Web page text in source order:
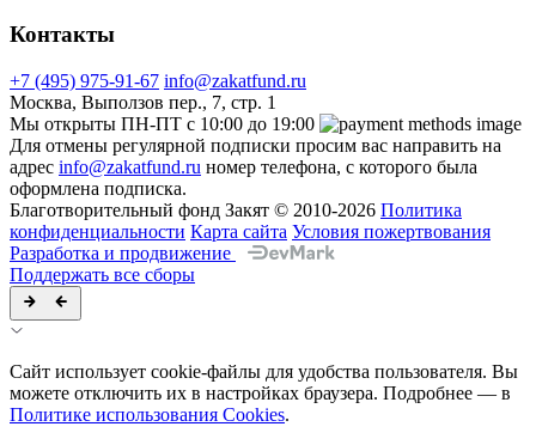
Контакты
+7 (495) 975-91-67 info@zakatfund.ru
Москва, Выползов пер., 7, стр. 1
Мы открыты ПН-ПТ с 10:00 до 19:00
Для отмены регулярной подписки просим вас направить на
адрес info@zakatfund.ru номер телефона, с которого была
оформлена подписка.
Благотворительный фонд Закят © 2010-2026 Политика
конфиденциальности Карта сайта Условия пожертвования
Разработка и продвижение
Поддержать все сборы
Сайт использует cookie-файлы для удобства пользователя. Вы
можете отключить их в настройках браузера. Подробнее — в
Политике использования Cookies.